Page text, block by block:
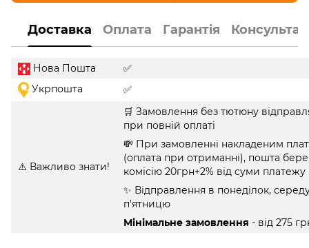
Доставка Оплата Гарантія
Нова Пошта
✅
Укрпошта
✅
⚠️ Важливо знати!
🛒 Замовлення без тютюну
при повній оплаті
💸 При замовленні накладеним
(оплата при отриманні), пошта бере
комісію 20грн+2% від суми платежу
✨ Відправлення в понеділок,
п'ятницю
Мінімальне замовлення - від 275